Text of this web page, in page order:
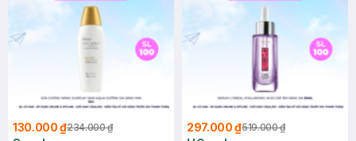
130.000 ₫234.000 ₫ 297.000 ₫519.000 ₫